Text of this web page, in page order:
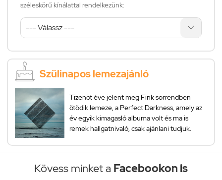
széleskörű kínálattal rendelkezünk:
Szülinapos lemezajánló
Tizenöt éve jelent meg Fink sorrendben
ötödik lemeze, a Perfect Darkness, amely az
év egyik kimagasló albuma volt és ma is
remek hallgatnivaló, csak ajánlani tudjuk.
Kövess minket a Facebookon is